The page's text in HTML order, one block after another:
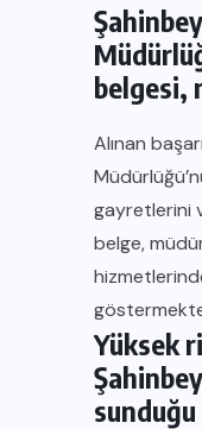
belgesi,
Alınan
gayretlerini
belge,
Yüksek